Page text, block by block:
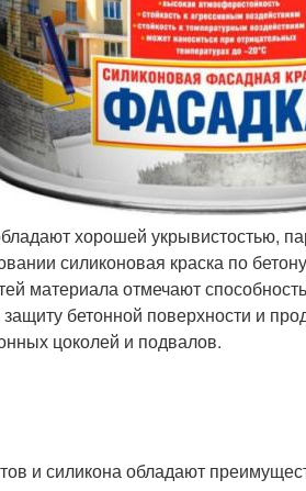
хорошей укрывистостью,
силиконовая краска по
материала отмечают
бетонной поверхности и
цоколей и подвалов.
и силикона обладают